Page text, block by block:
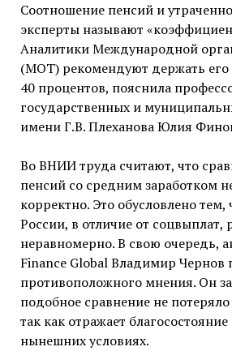
Соотношение пенсий и
эксперты называют
Аналитики Международной
(МОТ) рекомендуют держать
40 процентов, пояснила
государственных и
имени Г.В. Плеханова Юлия
Во ВНИИ труда считают, что
пенсий со средним заработком
корректно. Это обусловлено тем,
России, в отличие от соцвыплат,
неравномерно. В свою очередь,
Finance Global Владимир Чернов
противоположного мнения. Он
подобное сравнение не потеряло
так как отражает
нынешних условиях.